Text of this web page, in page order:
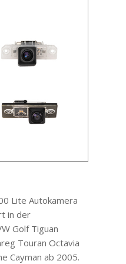
Lite Autokamera
in der
Golf Tiguan
Touran Octavia
Cayman ab 2005.